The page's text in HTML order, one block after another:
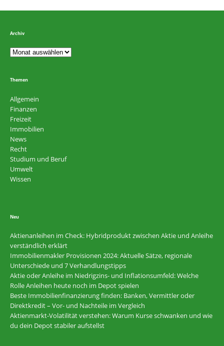
Archiv
Themen
Allgemein
Finanzen
Freizeit
Immobilien
News
Recht
Studium und Beruf
Umwelt
Wissen
Neu
Aktienanleihen im Check: Hybridprodukt zwischen Aktie und Anleihe
verständlich erklärt
Immobilienmakler Provisionen 2024: Aktuelle Sätze, regionale
Unterschiede und 7 Verhandlungstipps
Aktie oder Anleihe im Niedrigzins- und Inflationsumfeld: Welche
Rolle Anleihen heute noch im Depot spielen
Beste Immobilienfinanzierung finden: Banken, Vermittler oder
Direktkredit – Vor- und Nachteile im Vergleich
Aktienmarkt-Volatilität verstehen: Warum Kurse schwanken und wie
du dein Depot stabiler aufstellst